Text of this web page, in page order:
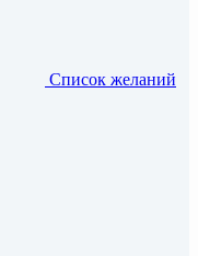
Список желаний